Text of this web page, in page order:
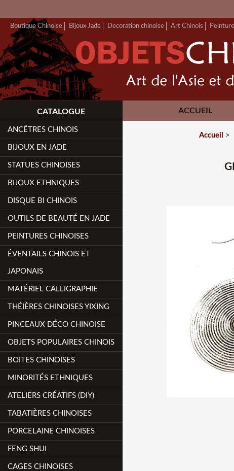
Boutique Chinoise Bijoux Jade Decoration chinoise Art Chinois
ACCUEIL
CATALOGUE
ANCÊTRES CHINOIS
BIJOUX EN JADE
STATUES CHINOISES
BIJOUX ETHNIQUES
DISQUE BI CHINOIS
OUTILS DE BEAUTÉ EN JADE
PEINTURES CHINOISES
ÉVENTAILS CHINOIS ET
JAPONAIS
MATÉRIEL CALLIGRAPHIE
THÉIÈRES CHINOISES YIXING
PINCEAUX DÉCO CHINOISE
OBJETS POPULAIRES CHINOIS
BOITES CHINOISES
MINORITÉS ETHNIQUES
ATELIERS CRÉATIFS (DIY)
TABATIÈRES CHINOISES
PORCELAINE CHINOISES
FENG SHUI
CAGES CHINOISES
Accueil >